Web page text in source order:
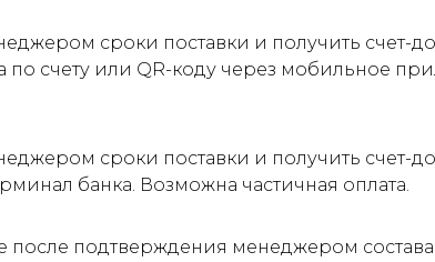
сроки поставки и получить счет-
по счету или QR-коду через мобильное
сроки поставки и получить счет-
банка. Возможна частичная оплата.
после подтверждения менеджером состава